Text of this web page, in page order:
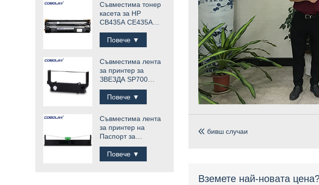
 бивш случаи
Вземете най-новата
Съвместима тонер
касета за HP
CB435A CE435A
35A
Повече ▼
Съвместима лента
за принтер за
ЗВЕЗДА SP700
RC700B
Повече ▼
Съвместима лента
за принтер на
Паспорт за
Compuprint SP40
плюс SP40 +
Повече ▼